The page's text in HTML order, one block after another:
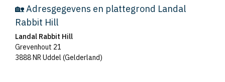
🏡 Adresgegevens en plattegrond Landal
Rabbit Hill
Landal Rabbit Hill
Grevenhout 21
3888 NR Uddel (Gelderland)